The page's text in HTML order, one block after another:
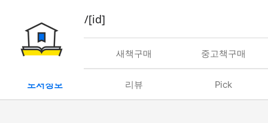
book/rent/[id]
대여 새책구매 중고책구매
도서정보 리뷰 Pick